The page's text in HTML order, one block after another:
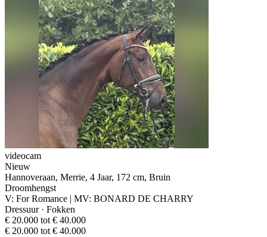
videocam
Nieuw
Hannoveraan, Merrie, 4 Jaar, 172 cm, Bruin
Droomhengst
V: For Romance | MV: BONARD DE CHARRY
Dressuur · Fokken
€ 20.000 tot € 40.000
€ 20.000 tot € 40.000